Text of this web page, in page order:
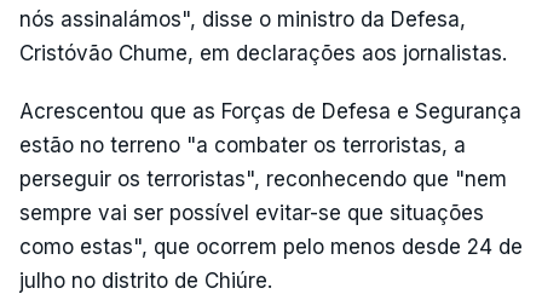
nós assinalámos", disse o ministro da Defesa,
Cristóvão Chume, em declarações aos jornalistas.
Acrescentou que as Forças de Defesa e Segurança
estão no terreno "a combater os terroristas, a
perseguir os terroristas", reconhecendo que "nem
sempre vai ser possível evitar-se que situações
como estas", que ocorrem pelo menos desde 24 de
julho no distrito de Chiúre.